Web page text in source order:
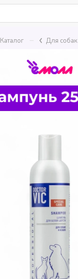
Каталог – Для собак